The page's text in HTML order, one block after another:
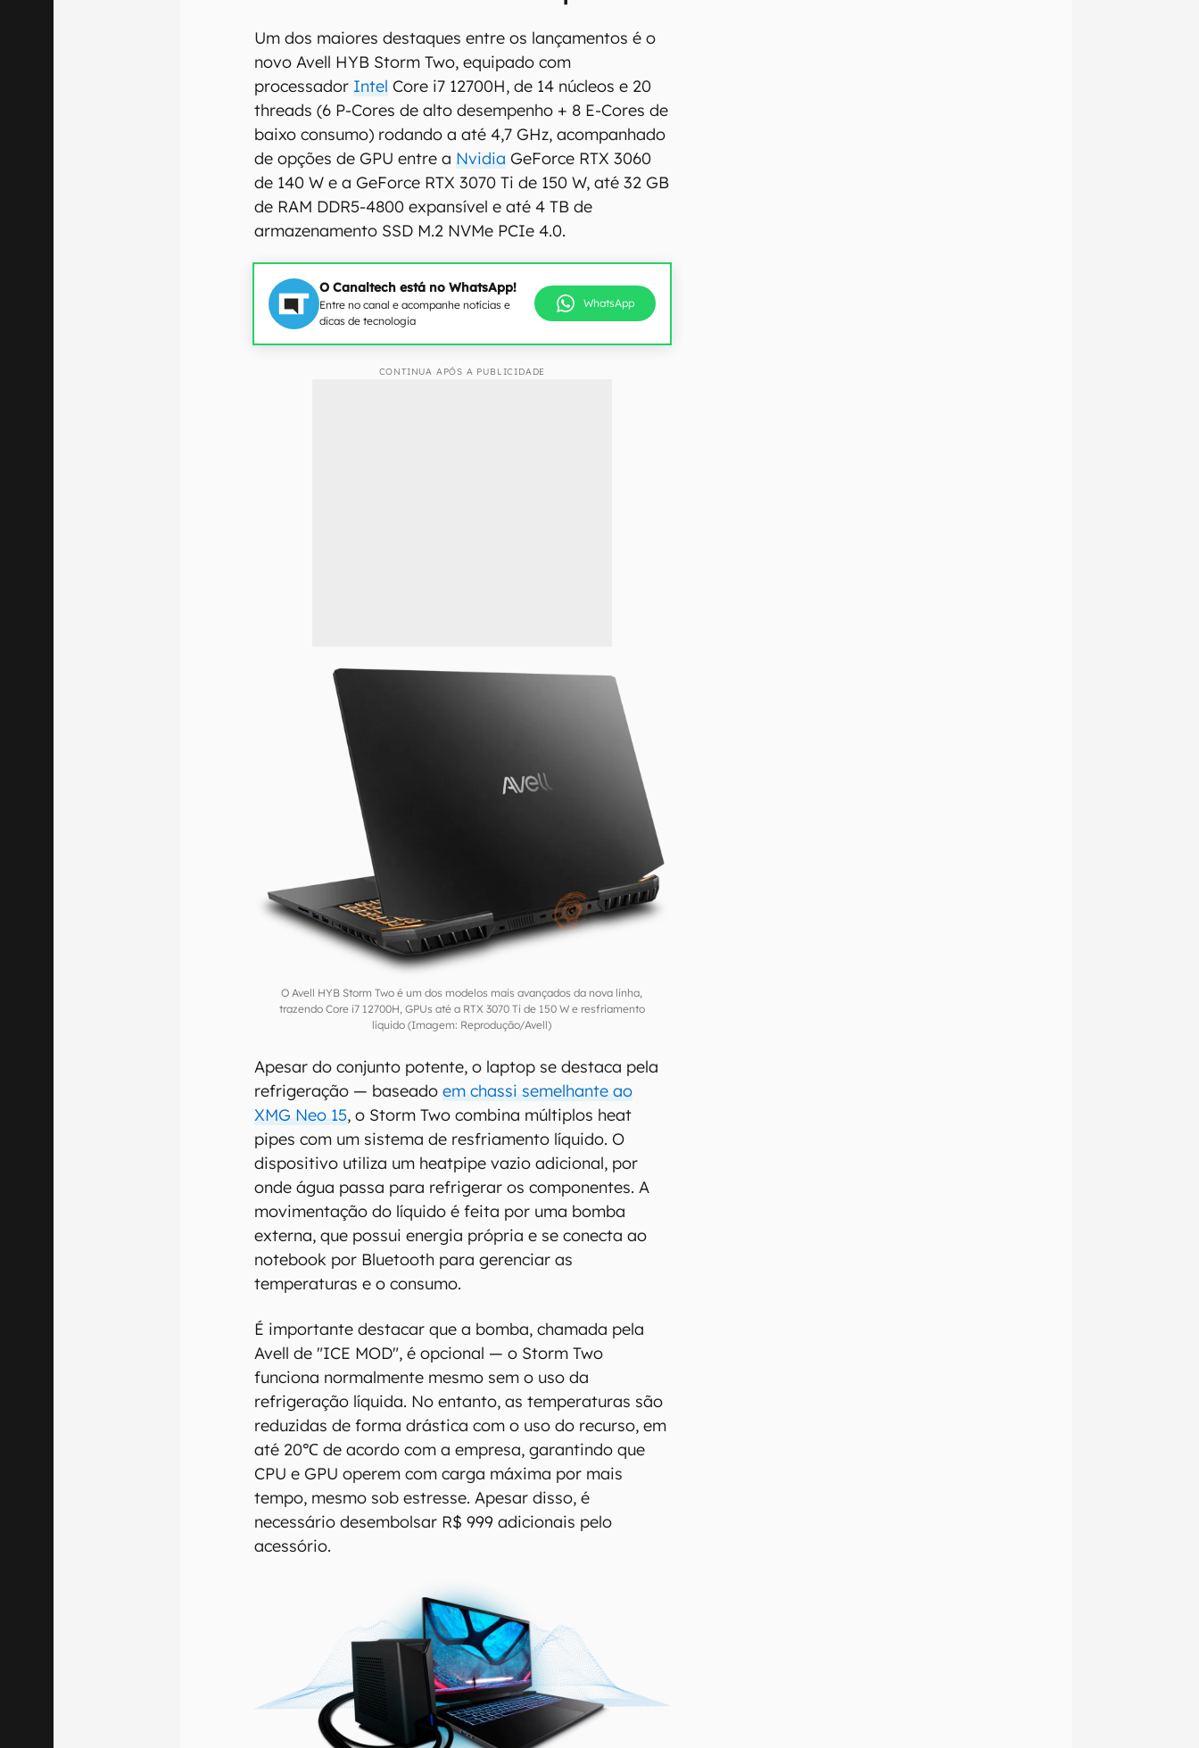
Um dos maiores destaques entre os lançamentos é o
novo Avell HYB Storm Two, equipado com
processador Intel Core i7 12700H, de 14 núcleos e 20
threads (6 P-Cores de alto desempenho + 8 E-Cores de
baixo consumo) rodando a até 4,7 GHz, acompanhado
de opções de GPU entre a Nvidia GeForce RTX 3060
de 140 W e a GeForce RTX 3070 Ti de 150 W, até 32 GB
de RAM DDR5-4800 expansível e até 4 TB de
armazenamento SSD M.2 NVMe PCIe 4.0.
O Canaltech está no WhatsApp!
Entre no canal e acompanhe notícias e
dicas de tecnologia
WhatsApp
CONTINUA APÓS A PUBLICIDADE
O Avell HYB Storm Two é um dos modelos mais avançados da nova linha,
trazendo Core i7 12700H, GPUs até a RTX 3070 Ti de 150 W e resfriamento
líquido (Imagem: Reprodução/Avell)
Apesar do conjunto potente, o laptop se destaca pela
refrigeração — baseadoem chassi semelhante ao
XMG Neo 15, o Storm Two combina múltiplos heat
pipes com um sistema de resfriamento líquido. O
dispositivo utiliza um heatpipe vazio adicional, por
onde água passa para refrigerar os componentes. A
movimentação do líquido é feita por uma bomba
externa, que possui energia própria e se conecta ao
notebook por Bluetooth para gerenciar as
temperaturas e o consumo.
É importante destacar que a bomba, chamada pela
Avell de "ICE MOD", é opcional — o Storm Two
funciona normalmente mesmo sem o uso da
refrigeração líquida. No entanto, as temperaturas são
reduzidas de forma drástica com o uso do recurso, em
até 20℃ de acordo com a empresa, garantindo que
CPU e GPU operem com carga máxima por mais
tempo, mesmo sob estresse. Apesar disso, é
necessário desembolsar R$ 999 adicionais pelo
acessório.